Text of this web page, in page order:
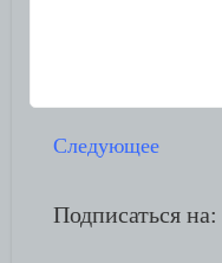
Следующее
Подписаться на: